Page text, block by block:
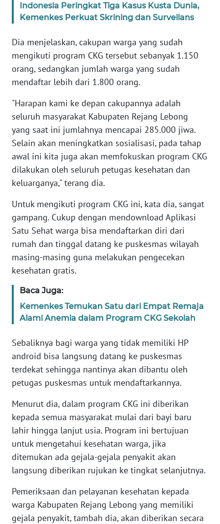
Indonesia Peringkat Tiga Kasus Kusta Dunia,
Kemenkes Perkuat Skrining dan Surveilans
Dia menjelaskan, cakupan warga yang sudah
mengikuti program CKG tersebut sebanyak 1.150
orang, sedangkan jumlah warga yang sudah
mendaftar lebih dari 1.800 orang.
"Harapan kami ke depan cakupannya adalah
seluruh masyarakat Kabupaten Rejang Lebong
yang saat ini jumlahnya mencapai 285.000 jiwa.
Selain akan meningkatkan sosialisasi, pada tahap
awal ini kita juga akan memfokuskan program CKG
dilakukan oleh seluruh petugas kesehatan dan
keluarganya," terang dia.
Untuk mengikuti program CKG ini, kata dia, sangat
gampang. Cukup dengan mendownload Aplikasi
Satu Sehat warga bisa mendaftarkan diri dari
rumah dan tinggal datang ke puskesmas wilayah
masing-masing guna melakukan pengecekan
kesehatan gratis.
Baca Juga:
Kemenkes Temukan Satu dari Empat Remaja
Alami Anemia dalam Program CKG Sekolah
Sebaliknya bagi warga yang tidak memiliki HP
android bisa langsung datang ke puskesmas
terdekat sehingga nantinya akan dibantu oleh
petugas puskesmas untuk mendaftarkannya.
Menurut dia, dalam program CKG ini diberikan
kepada semua masyarakat mulai dari bayi baru
lahir hingga lanjut usia. Program ini bertujuan
untuk mengetahui kesehatan warga, jika
ditemukan ada gejala-gejala penyakit akan
langsung diberikan rujukan ke tingkat selanjutnya.
Pemeriksaan dan pelayanan kesehatan kepada
warga Kabupaten Rejang Lebong yang memiliki
gejala penyakit, tambah dia, akan diberikan secara
WN
WN
BANTEN
WN
NTT
KEPRI
WN
PAPUA
PAPUA
BARAT
WN
RIAU
SERAMBI
WN
WN
WN
WN
SULTENG
WN
SULBAR
BABEL